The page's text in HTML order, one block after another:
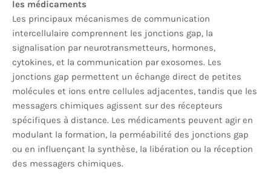
les médicaments
Les principaux mécanismes de communication
intercellulaire comprennent les jonctions gap, la
signalisation par neurotransmetteurs, hormones,
cytokines, et la communication par exosomes. Les
jonctions gap permettent un échange direct de petites
molécules et ions entre cellules adjacentes, tandis que les
messagers chimiques agissent sur des récepteurs
spécifiques à distance. Les médicaments peuvent agir en
modulant la formation, la perméabilité des jonctions gap
ou en influençant la synthèse, la libération ou la réception
des messagers chimiques.